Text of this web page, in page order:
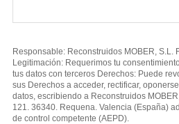
Responsable: Reconstruidos MOBER, S.L.
Legitimación: Requerimos tu
tus datos con terceros Derechos: Puede
sus Derechos a acceder, rectificar,
datos, escribiendo a Reconstruidos
121. 36340. Requena. Valencia (España)
de control competente (AEPD).